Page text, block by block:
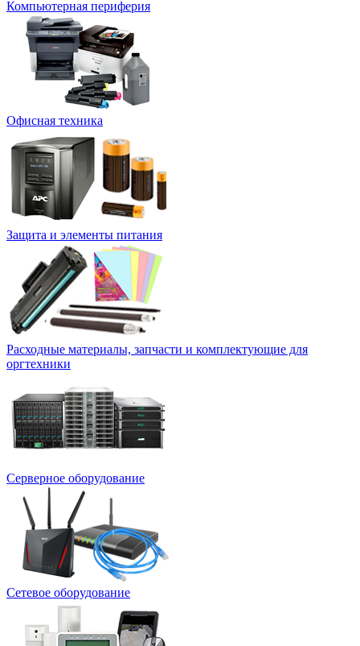
Компьютерная периферия
Офисная техника
Защита и элементы питания
Расходные материалы, запчасти и комплектующие для
оргтехники
Серверное оборудование
Сетевое оборудование